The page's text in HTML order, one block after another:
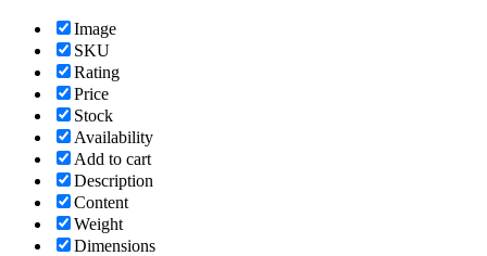
Image
SKU
Rating
Price
Stock
Availability
Add to cart
Description
Content
Weight
Dimensions